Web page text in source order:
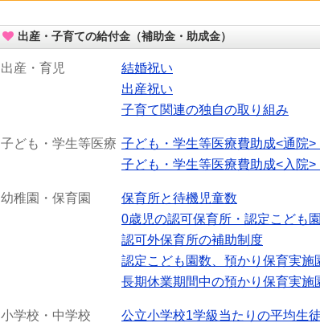
出産・子育ての給付金（補助金・助成金）
出産・育児
結婚祝い
出産祝い
子育て関連の独自の取り組み
子ども・学生等医療 子ども・学生等医療費助成<通院
子ども・学生等医療費助成<入院
幼稚園・保育園
保育所と待機児童数
0歳児の認可保育所・認定こども
認可外保育所の補助制度
認定こども園数、預かり保育実施
長期休業期間中の預かり保育実施
小学校・中学校
公立小学校1学級当たりの平均生